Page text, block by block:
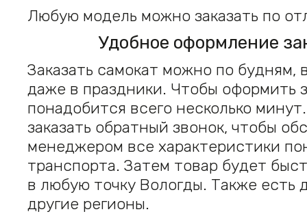
Любую модель можно заказать по
Удобное оформление
Заказать самокат можно по будням,
даже в праздники. Чтобы оформить
понадобится всего несколько
заказать обратный звонок, чтобы
менеджером все характеристики
транспорта. Затем товар будет
в любую точку Вологды. Также есть
другие регионы.